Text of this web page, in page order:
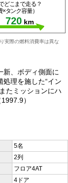
どこまで走る？
×タンク容量）
720 km
実際の燃料消費率は異な
新、ボディ側面に
理を施した“イン
たミッションにハ
）
5名
2列
フロア4AT
4ドア